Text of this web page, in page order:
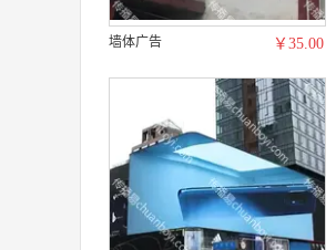
墙体广告 ￥35.00